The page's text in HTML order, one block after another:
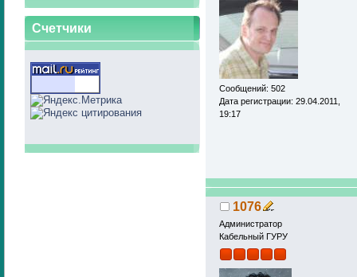
Счетчики
000 рублей до
100 000 рублей.
размере от 200
Поправки
поправках в
января.
https://
strafovat-za-
Сообщений: 502
Дата регистрации: 29.04.2011,
19:17
1076
Администратор
Кабельный ГУРУ